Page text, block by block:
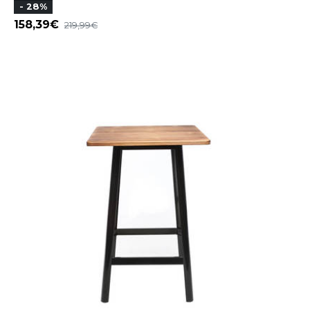
- 28%
158,39 219,99